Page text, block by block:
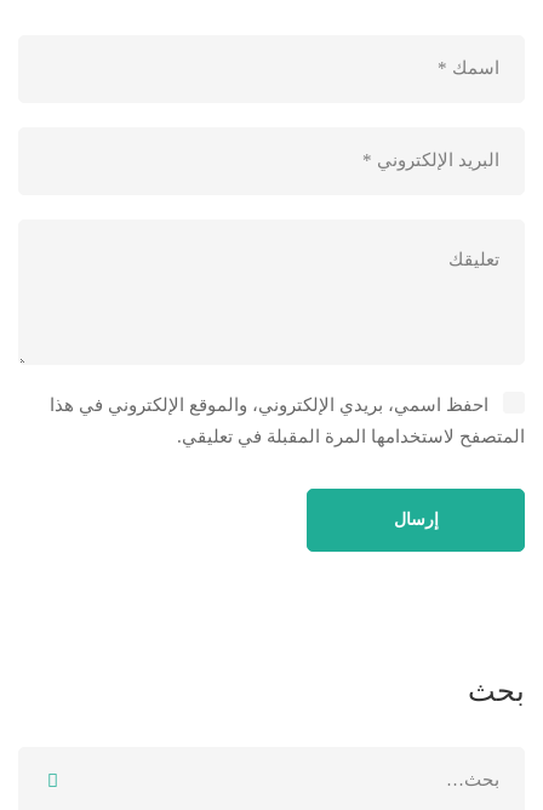
احفظ اسمي، بريدي الإلكتروني، والموقع الإلكتروني في هذا
المتصفح لاستخدامها المرة المقبلة في تعليقي.
بحث